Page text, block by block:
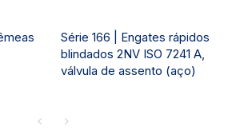
Série 166 | Engates rápidos
blindados 2NV ISO 7241 A,
válvula de assento (aço)